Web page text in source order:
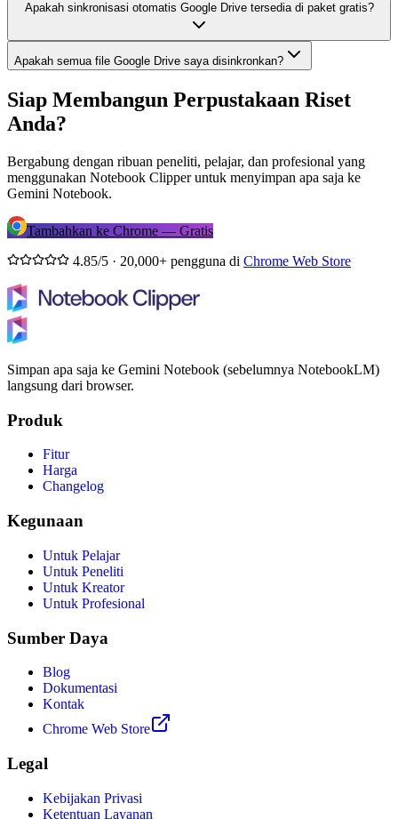
Apakah sinkronisasi otomatis Google Drive tersedia di paket gratis?
Apakah semua file Google Drive saya disinkronkan?
Siap Membangun Perpustakaan Riset
Anda?
Bergabung dengan ribuan peneliti, pelajar, dan profesional yang
menggunakan Notebook Clipper untuk menyimpan apa saja ke
Gemini Notebook.
Tambahkan ke Chrome — Gratis
4.85/5 · 20,000+ pengguna di Chrome Web Store
Simpan apa saja ke Gemini Notebook (sebelumnya NotebookLM)
langsung dari browser.
Produk
Fitur
Harga
Changelog
Kegunaan
Untuk Pelajar
Untuk Peneliti
Untuk Kreator
Untuk Profesional
Sumber Daya
Blog
Dokumentasi
Kontak
Chrome Web Store
Legal
Kebijakan Privasi
Ketentuan Layanan